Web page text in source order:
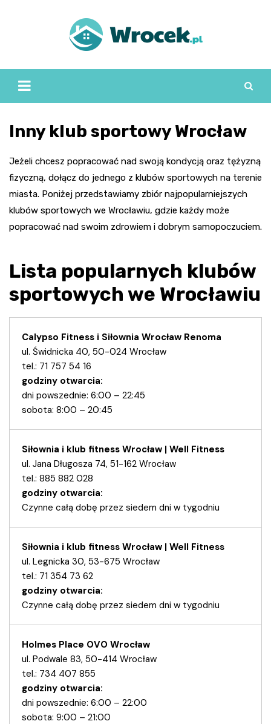
Inny klub sportowy Wrocław
Jeżeli chcesz popracować nad swoją kondycją oraz tężyzną
fizyczną, dołącz do jednego z klubów sportowych na terenie
miasta. Poniżej przedstawiamy zbiór najpopularniejszych
klubów sportowych we Wrocławiu, gdzie każdy może
popracować nad swoim zdrowiem i dobrym samopoczuciem.
Lista popularnych klubów
sportowych we Wrocławiu
Calypso Fitness i Siłownia Wrocław Renoma
ul. Świdnicka 40, 50-024 Wrocław
tel.: 71 757 54 16
godziny otwarcia:
dni powszednie: 6:00 – 22:45
sobota: 8:00 – 20:45
Siłownia i klub fitness Wrocław | Well Fitness
ul. Jana Długosza 74, 51-162 Wrocław
tel.: 885 882 028
godziny otwarcia:
Czynne całą dobę przez siedem dni w tygodniu
Siłownia i klub fitness Wrocław | Well Fitness
ul. Legnicka 30, 53-675 Wrocław
tel.: 71 354 73 62
godziny otwarcia:
Czynne całą dobę przez siedem dni w tygodniu
Holmes Place OVO Wrocław
ul. Podwale 83, 50-414 Wrocław
tel.: 734 407 855
godziny otwarcia:
dni powszednie: 6:00 – 22:00
sobota: 9:00 – 21:00